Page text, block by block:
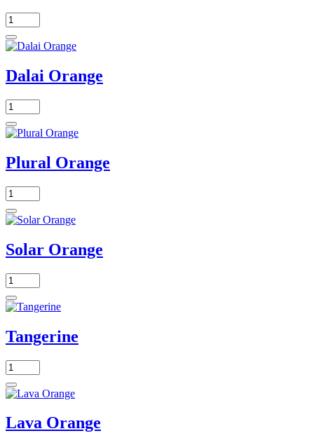
Dalai Orange
Plural Orange
Solar Orange
Tangerine
Lava Orange